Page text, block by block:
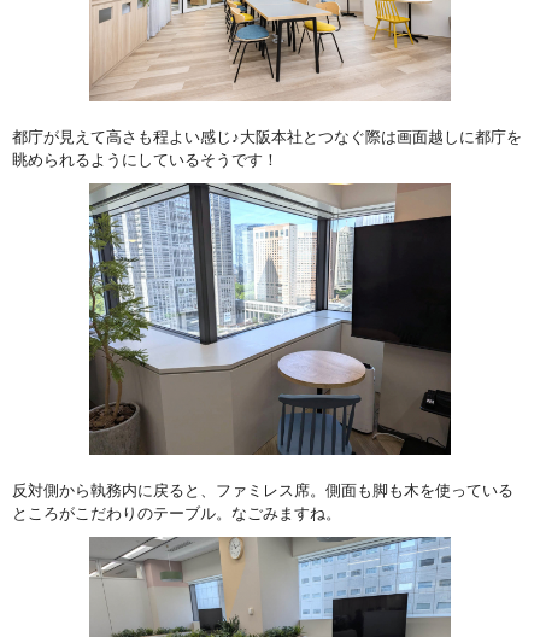
都庁が見えて高さも程よい感じ♪大阪本社とつなぐ際は画面越しに都庁を
眺められるようにしているそうです！
反対側から執務内に戻ると、ファミレス席。側面も脚も木を使っている
ところがこだわりのテーブル。なごみますね。